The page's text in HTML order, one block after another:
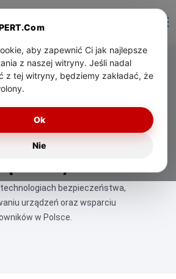
analizator sygnałów — różnice w
kontra
sygnałów —
technologiach bezpieczeństwa,
urządzeń oraz wsparciu
w Polsce.
aby zapewnić Ci jak najlepsze
z naszej witryny. Jeśli nadal
z tej witryny, będziemy zakładać, że
Nie
Ok